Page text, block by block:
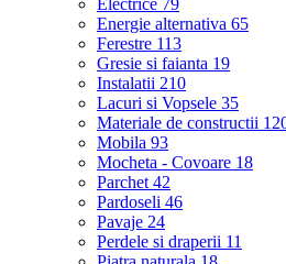
Electrice 79
Energie alternativa 65
Ferestre 113
Gresie si faianta 19
Instalatii 210
Lacuri si Vopsele 35
Materiale de constructii
Mobila 93
Mocheta - Covoare 18
Parchet 42
Pardoseli 46
Pavaje 24
Perdele si draperii 11